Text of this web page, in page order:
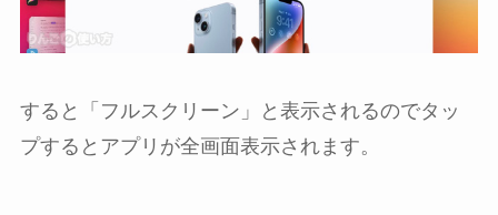
すると「フルスクリーン」と表示されるのでタッ
プするとアプリが全画面表示されます。